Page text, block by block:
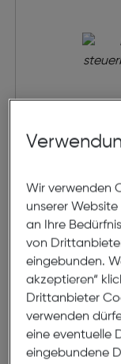
Beafon
IP65
Wir verwenden
unserer
an Ihre
von
eingebunden.
akzeptieren“
Drittanbieter
verwenden
eine eventuelle
eingebundene